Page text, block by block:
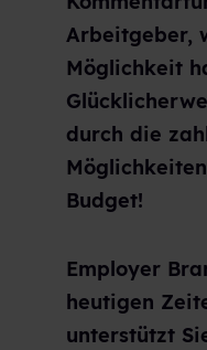
Arbeitgeber,
Möglichkeit
durch die
Budget!
Employer
heutigen
unterstützt